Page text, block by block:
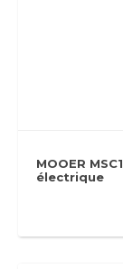
MOOER
électrique